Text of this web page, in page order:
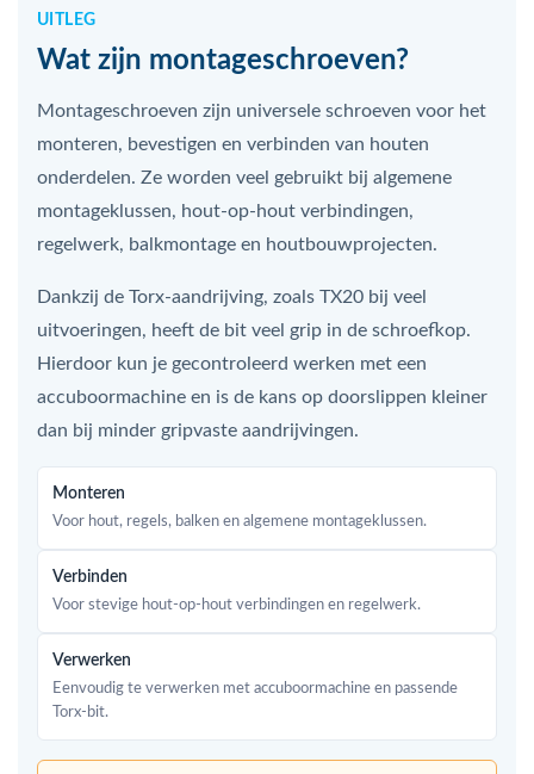
UITLEG
Wat zijn montageschroeven?
Montageschroeven zijn universele schroeven voor het
monteren, bevestigen en verbinden van houten
onderdelen. Ze worden veel gebruikt bij algemene
montageklussen, hout-op-hout verbindingen,
regelwerk, balkmontage en houtbouwprojecten.
Dankzij de Torx-aandrijving, zoals TX20 bij veel
uitvoeringen, heeft de bit veel grip in de schroefkop.
Hierdoor kun je gecontroleerd werken met een
accuboormachine en is de kans op doorslippen kleiner
dan bij minder gripvaste aandrijvingen.
Monteren
Voor hout, regels, balken en algemene montageklussen.
Verbinden
Voor stevige hout-op-hout verbindingen en regelwerk.
Verwerken
Eenvoudig te verwerken met accuboormachine en passende
Torx-bit.